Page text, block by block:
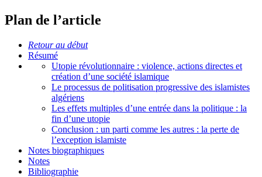
Plan de l’article
Retour au début
Résumé
Utopie révolutionnaire : violence, actions directes et
création d’une société islamique
Le processus de politisation progressive des islamistes
algériens
Les effets multiples d’une entrée dans la politique : la
fin d’une utopie
Conclusion : un parti comme les autres : la perte de
l’exception islamiste
Notes biographiques
Notes
Bibliographie